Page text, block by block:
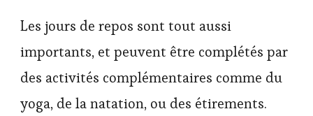
Les jours de repos sont tout aussi
importants, et peuvent être complétés par
des activités complémentaires comme du
yoga, de la natation, ou des étirements.